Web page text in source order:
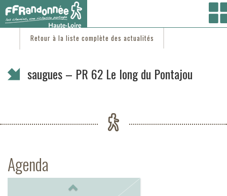
Vous êtes ici :Accueil/C'est d'actu
Retour à la liste complète des actualités
saugues – PR 62 Le long du Pontajou
Agenda